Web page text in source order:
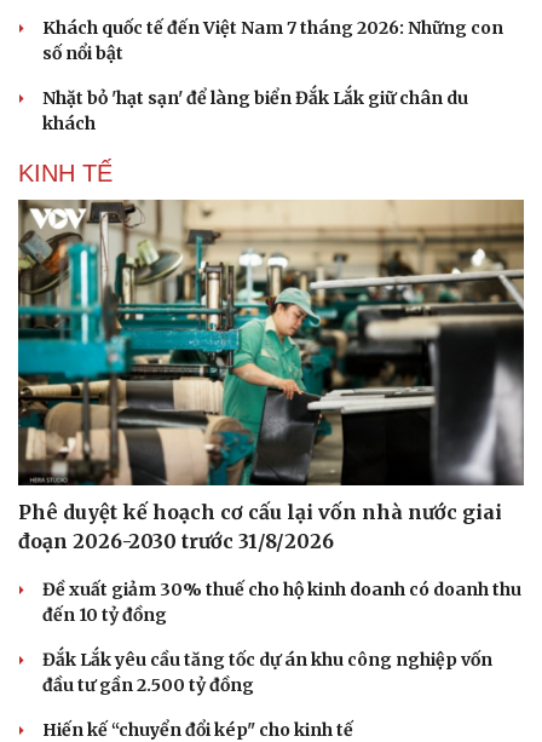
Khách quốc tế đến Việt Nam 7 tháng 2026: Những con
số nổi bật
Nhặt bỏ 'hạt sạn' để làng biển Đắk Lắk giữ chân du
khách
KINH TẾ
Phê duyệt kế hoạch cơ cấu lại vốn nhà nước giai
đoạn 2026-2030 trước 31/8/2026
Đề xuất giảm 30% thuế cho hộ kinh doanh có doanh thu
đến 10 tỷ đồng
Đắk Lắk yêu cầu tăng tốc dự án khu công nghiệp vốn
đầu tư gần 2.500 tỷ đồng
Hiến kế “chuyển đổi kép" cho kinh tế